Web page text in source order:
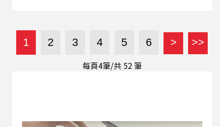
平台搜尋「這樣看中國 富察時間」收聽。)
☆2023 央廣 Podcast調查活動-五分鐘填問卷抽大
https://2023appsurvey.rti.org.tw/zh 【與節目互
客
1 2 3 4 5 6 > >>
每頁4筆/共 52筆